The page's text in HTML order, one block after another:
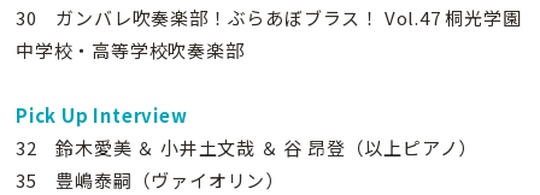
30 ガンバレ吹奏楽部！ぶらあぼブラス！ Vol.47 桐光学園
中学校・高等学校吹奏楽部
Pick Up Interview
32 鈴木愛美 ＆ 小井土文哉 ＆ 谷 昂登（以上ピアノ）
35 豊嶋泰嗣（ヴァイオリン）